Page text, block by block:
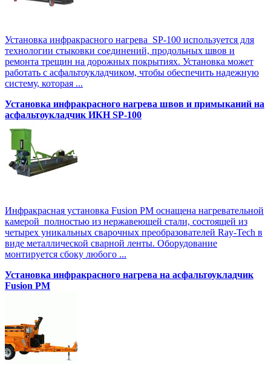
Установка инфракрасного нагрева SP-100 используется для
технологии стыковки соединений, продольных швов и
ремонта трещин на дорожных покрытиях. Установка может
работать с асфальтоукладчиком, чтобы обеспечить надежную
систему, которая ...
Установка инфракрасного нагрева швов и примыканий на
асфальтоукладчик ИКН SP-100
Инфракрасная установка Fusion PM оснащена нагревательной
камерой полностью из нержавеющей стали, состоящей из
четырех уникальных сварочных преобразователей Ray-Tech в
виде металлической сварной ленты. Оборудование
монтируется сбоку любого ...
Установка инфракрасного нагрева на асфальтоукладчик
Fusion PM